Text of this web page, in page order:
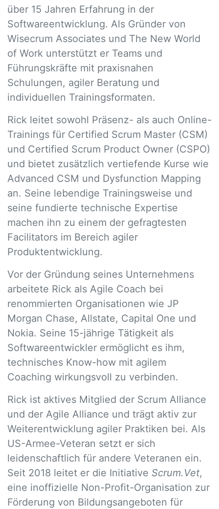
über 15 Jahren Erfahrung in der
Softwareentwicklung. Als Gründer von
Wisecrum Associates und The New World
of Work unterstützt er Teams und
Führungskräfte mit praxisnahen
Schulungen, agiler Beratung und
individuellen Trainingsformaten.
Rick leitet sowohl Präsenz- als auch Online-
Trainings für Certified Scrum Master (CSM)
und Certified Scrum Product Owner (CSPO)
und bietet zusätzlich vertiefende Kurse wie
Advanced CSM und Dysfunction Mapping
an. Seine lebendige Trainingsweise und
seine fundierte technische Expertise
machen ihn zu einem der gefragtesten
Facilitators im Bereich agiler
Produktentwicklung.
Vor der Gründung seines Unternehmens
arbeitete Rick als Agile Coach bei
renommierten Organisationen wie JP
Morgan Chase, Allstate, Capital One und
Nokia. Seine 15-jährige Tätigkeit als
Softwareentwickler ermöglicht es ihm,
technisches Know-how mit agilem
Coaching wirkungsvoll zu verbinden.
Rick ist aktives Mitglied der Scrum Alliance
und der Agile Alliance und trägt aktiv zur
Weiterentwicklung agiler Praktiken bei. Als
US-Armee-Veteran setzt er sich
leidenschaftlich für andere Veteranen ein.
Seit 2018 leitet er die Initiative Scrum.Vet,
eine inoffizielle Non-Profit-Organisation zur
Förderung von Bildungsangeboten für